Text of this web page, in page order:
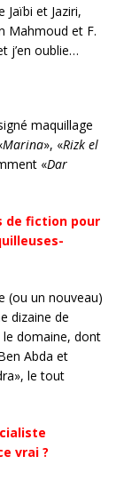
Jaïbi et Jaziri,
Mahmoud et F.
j’en oublie…
maquillage
Marina», «Rizk el
«Dar
de fiction pour
(ou un nouveau)
dizaine de
domaine, dont
Abda et
le tout
vrai ?